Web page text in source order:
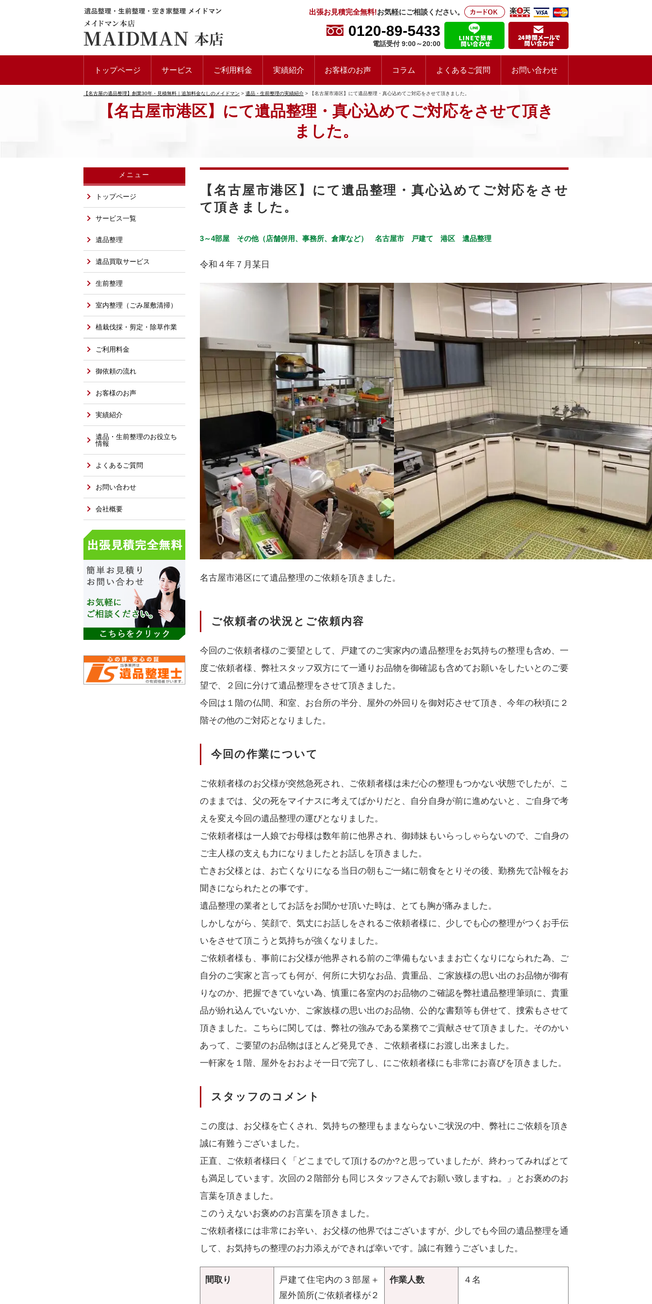
出張お見積完全無料!お気軽にご相談ください。
0120-89-5433
電話受付 9:00～20:00
トップページ サービス ご利用料金 実績紹介 お客様のお声 コラム よくあるご質問 お問い合わせ
【名古屋の遺品整理】創業30年・見積無料｜追加料金なしのメイドマン > 遺品・生前整理の実績紹介 > 【名古屋市港区】にて遺品整理・真心込めてご対応をさせて頂きました。
【名古屋市港区】にて遺品整理・真心込めてご対応をさせて頂き
ました。
【名古屋市港区】にて遺品整理・真心込めてご対応をさせ
て頂きました。
3～4部屋 その他（店舗併用、事務所、倉庫など） 名古屋市 戸建て 港区 遺品整理
令和４年７月某日
▶︎
名古屋市港区にて遺品整理のご依頼を頂きました。
ご依頼者の状況とご依頼内容
今回のご依頼者様のご要望として、戸建てのご実家内の遺品整理をお気持ちの整理も含め、一
度ご依頼者様、弊社スタッフ双方にて一通りお品物を御確認も含めてお願いをしたいとのご要
望で、２回に分けて遺品整理をさせて頂きました。
今回は１階の仏間、和室、お台所の半分、屋外の外回りを御対応させて頂き、今年の秋頃に２
階その他のご対応となりました。
今回の作業について
ご依頼者様のお父様が突然急死され、ご依頼者様は未だ心の整理もつかない状態でしたが、こ
のままでは、父の死をマイナスに考えてばかりだと、自分自身が前に進めないと、ご自身で考
えを変え今回の遺品整理の運びとなりました。
ご依頼者様は一人娘でお母様は数年前に他界され、御姉妹もいらっしゃらないので、ご自身の
ご主人様の支えも力になりましたとお話しを頂きました。
亡きお父様とは、お亡くなりになる当日の朝もご一緒に朝食をとりその後、勤務先で訃報をお
聞きになられたとの事です。
遺品整理の業者としてお話をお聞かせ頂いた時は、とても胸が痛みました。
しかしながら、笑顔で、気丈にお話しをされるご依頼者様に、少しでも心の整理がつくお手伝
いをさせて頂こうと気持ちが強くなりました。
ご依頼者様も、事前にお父様が他界される前のご準備もないままお亡くなりになられた為、ご
自分のご実家と言っても何が、何所に大切なお品、貴重品、ご家族様の思い出のお品物が御有
りなのか、把握できていない為、慎重に各室内のお品物のご確認を弊社遺品整理筆頭に、貴重
品が紛れ込んでいないか、ご家族様の思い出のお品物、公的な書類等も併せて、捜索もさせて
頂きました。こちらに関しては、弊社の強みである業務でご貢献させて頂きました。そのかい
あって、ご要望のお品物はほとんど発見でき、ご依頼者様にお渡し出来ました。
一軒家を１階、屋外をおおよそ一日で完了し、にご依頼者様にも非常にお喜びを頂きました。
スタッフのコメント
この度は、お父様を亡くされ、気持ちの整理もままならないご状況の中、弊社にご依頼を頂き
誠に有難うございました。
正直、ご依頼者様曰く「どこまでして頂けるのか?と思っていましたが、終わってみればとて
も満足しています。次回の２階部分も同じスタッフさんでお願い致しますね。」とお褒めのお
言葉を頂きました。
このうえないお褒めのお言葉を頂きました。
ご依頼者様には非常にお辛い、お父様の他界ではございますが、少しでも今回の遺品整理を通
して、お気持ちの整理のお力添えができれば幸いです。誠に有難うございました。
間取り
戸建て住宅内の３部屋＋
屋外箇所(ご依頼者様が２
作業人数 ４名
メニュー
トップページ
サービス一覧
遺品整理
遺品買取サービス
生前整理
室内整理（ごみ屋敷清掃）
植栽伐採・剪定・除草作業
ご利用料金
御依頼の流れ
お客様のお声
実績紹介
遺品・生前整理のお役立ち
情報
よくあるご質問
お問い合わせ
会社概要